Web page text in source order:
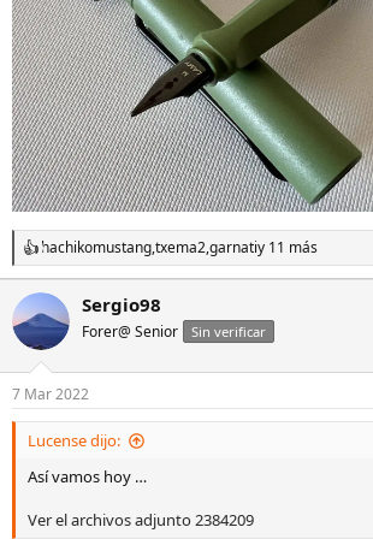
R
e
a
c
o
n
e
hachikomustang,txema2,garnatiy 11 más
Sergio98
Forer@ Senior Sin verificar
7 Mar 2022
Lucense dijo:
Así vamos hoy …
Ver el archivos adjunto 2384209